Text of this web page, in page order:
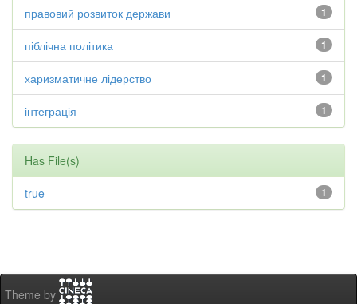
1
правовий розвиток держави
1
піблічна політика
1
харизматичне лідерство
1
інтеграція
Has File(s)
1
true
Theme by